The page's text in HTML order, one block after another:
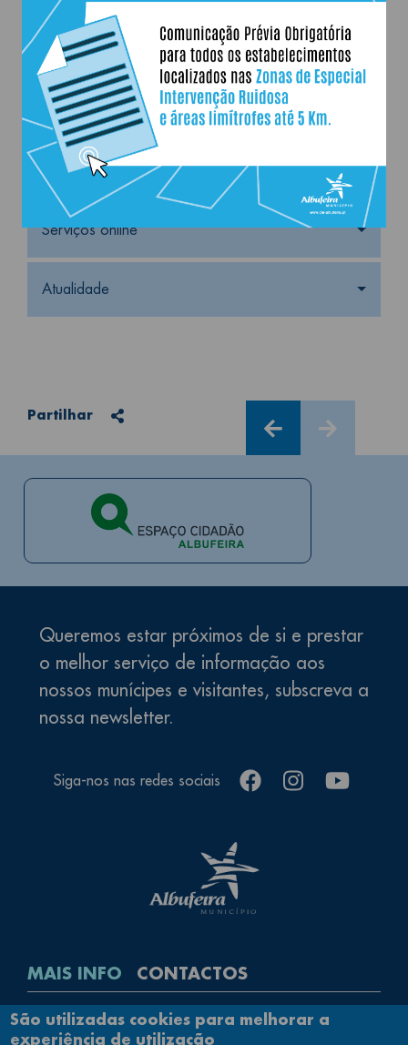
Navegação principal
Município
Viver
Serviços online
Atualidade
Partilhar Partilhar
Última atualização: 22.06.2026
Queremos estar próximos de si e prestar
o melhor serviço de informação aos
nossos munícipes e visitantes, subscreva a
nossa newsletter.
Siga-nos nas redes sociais facebookinstagramyoutube
MAIS INFO CONTACTOS
Rodapé
Contactos
São utilizadas cookies para melhorar a
experiência de utilização